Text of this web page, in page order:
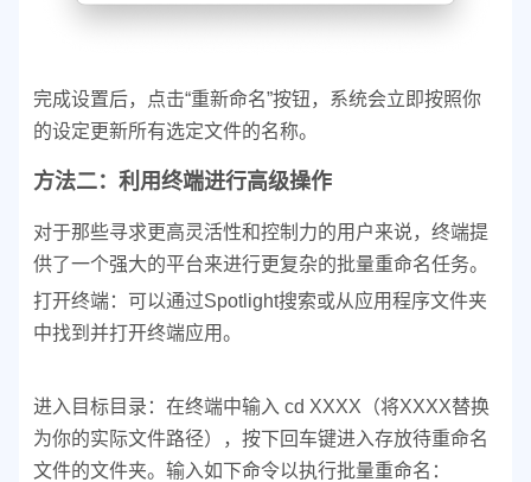
完成设置后，点击“重新命名”按钮，系统会立即按照你
的设定更新所有选定文件的名称。
方法二：利用终端进行高级操作
对于那些寻求更高灵活性和控制力的用户来说，终端提
供了一个强大的平台来进行更复杂的批量重命名任务。
打开终端：可以通过Spotlight搜索或从应用程序文件夹
中找到并打开终端应用。
进入目标目录：在终端中输入 cd XXXX（将XXXX替换
为你的实际文件路径），按下回车键进入存放待重命名
文件的文件夹。 输入如下命令以执行批量重命名：